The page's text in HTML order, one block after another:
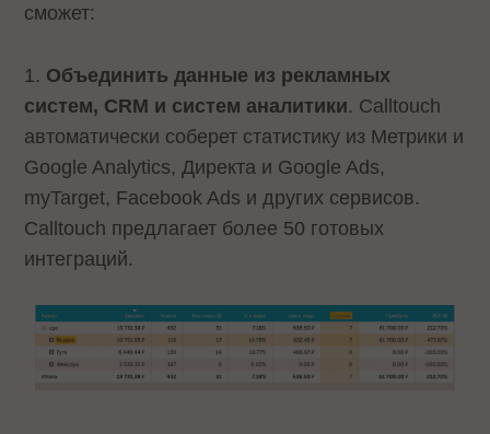
сможет:
1. Объединить данные из рекламных
систем, CRM и систем аналитики. Calltouch
автоматически соберет статистику из Метрики и
Google Analytics, Директа и Google Ads,
myTarget, Facebook Ads и других сервисов.
Calltouch предлагает более 50 готовых
интеграций.